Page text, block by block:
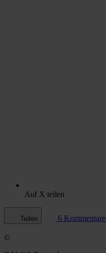
Auf X teilen
Teilen 6 Kommentare
©